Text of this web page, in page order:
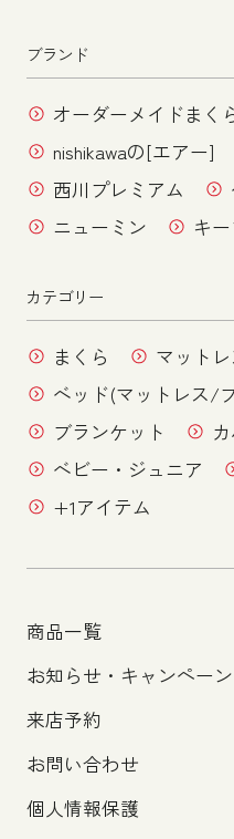
ブランド
オーダーメイドまく
nishikawaの[エアー]
西川プレミアム
ニューミン
キ
カテゴリー
まくら
マット
ベッド(マットレス/
ブランケット
ベビー・ジュニア
+1アイテム
商品一覧
お知らせ・キャンペーン
来店予約
お問い合わせ
個人情報保護